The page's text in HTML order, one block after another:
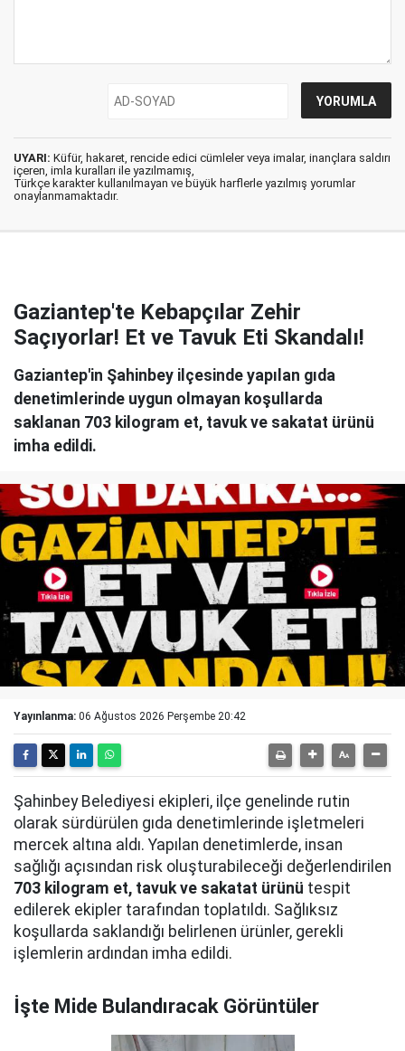
UYARI: Küfür, hakaret, rencide edici cümleler veya imalar, inançlara saldırı
içeren, imla kuralları ile yazılmamış,
Türkçe karakter kullanılmayan ve büyük harflerle yazılmış yorumlar
onaylanmamaktadır.
Gaziantep'te Kebapçılar Zehir
Saçıyorlar! Et ve Tavuk Eti Skandalı!
Gaziantep'in Şahinbey ilçesinde yapılan gıda
denetimlerinde uygun olmayan koşullarda
saklanan 703 kilogram et, tavuk ve sakatat ürünü
imha edildi.
Yayınlanma: 06 Ağustos 2026 Perşembe 20:42
Şahinbey Belediyesi ekipleri, ilçe genelinde rutin
olarak sürdürülen gıda denetimlerinde işletmeleri
mercek altına aldı. Yapılan denetimlerde, insan
sağlığı açısından risk oluşturabileceği değerlendirilen
703 kilogram et, tavuk ve sakatat ürünü tespit
edilerek ekipler tarafından toplatıldı. Sağlıksız
koşullarda saklandığı belirlenen ürünler, gerekli
işlemlerin ardından imha edildi.
İşte Mide Bulandıracak Görüntüler